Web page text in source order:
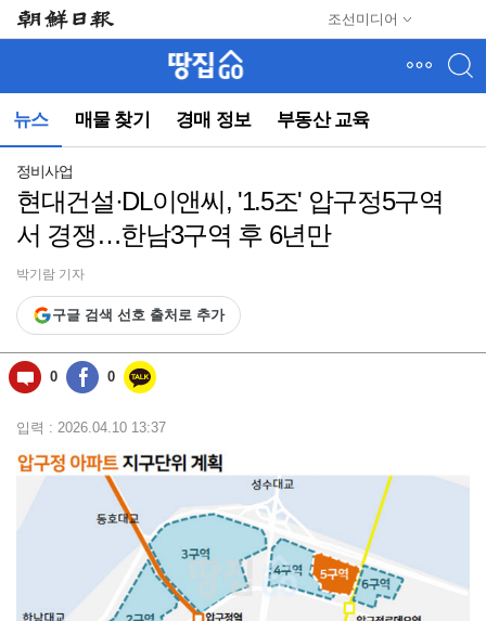
조선미디어
뉴스 매물 찾기 경매 정보 부동산 교육
뉴
(컨
동)
정비사업
현대건설·DL이앤씨, '1.5조' 압구정5구역
서 경쟁…한남3구역 후 6년만
박기람 기자
구글 검색 선호 출처로 추가
0 0
입력 : 2026.04.10 13:37